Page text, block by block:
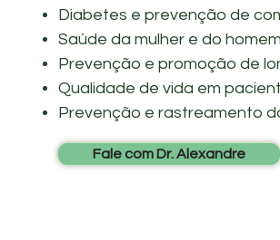
Diabetes e prevenção de
Saúde da mulher e do
Prevenção e promoção de
Qualidade de vida em
Prevenção e rastreamento
Fale com Dr. Alexandre